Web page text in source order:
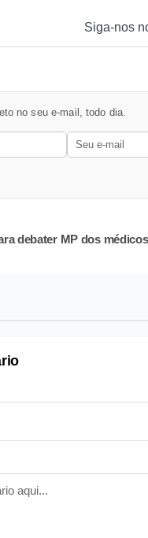
Siga-nos
no seu e-mail, todo dia.
debater MP dos médicos